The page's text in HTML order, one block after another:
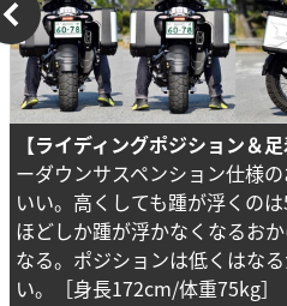
【ライディングポジション＆足
ーダウンサスペンション仕様
いい。高くしても踵が浮くの
ほどしか踵が浮かなくなるお
なる。ポジションは低くはな
い。［身長172cm/体重75kg］